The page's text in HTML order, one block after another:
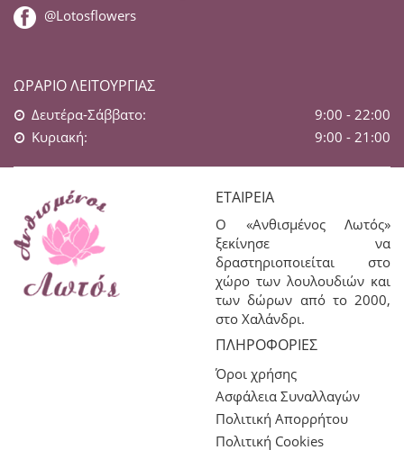
@Lotosflowers
ΩΡΆΡΙΟ ΛΕΙΤΟΥΡΓΊΑΣ
Δευτέρα-Σάββατο:
9:00 - 22:00
Κυριακή:
9:00 - 21:00
ΕΤΑΙΡΕΊΑ
Ο «Ανθισμένος Λωτός»
ξεκίνησε να
δραστηριοποιείται στο
χώρο των λουλουδιών και
των δώρων από το 2000,
στο Χαλάνδρι.
ΠΛΗΡΟΦΟΡΊΕΣ
Όροι χρήσης
Ασφάλεια Συναλλαγών
Πολιτική Απορρήτου
Πολιτική Cookies